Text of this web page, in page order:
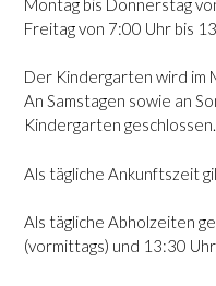
Montag bis Donnerstag
Freitag von 7:00 Uhr bis
Der Kindergarten wird im
An Samstagen sowie an
Kindergarten geschlossen.
Als tägliche Ankunftszeit
Als tägliche Abholzeiten
(vormittags) und 13:30